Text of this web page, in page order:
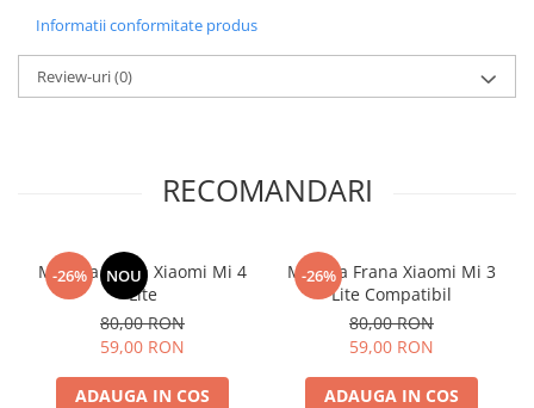
Informatii conformitate produs
Review-uri(0)
RECOMANDARI
-26% NOU
Maneta Frana Xiaomi Mi 4
Lite
80,00 RON
59,00 RON
ADAUGA IN COS
-26%
Maneta Frana Xiaomi Mi 3
Lite Compatibil
80,00 RON
59,00 RON
ADAUGA IN COS